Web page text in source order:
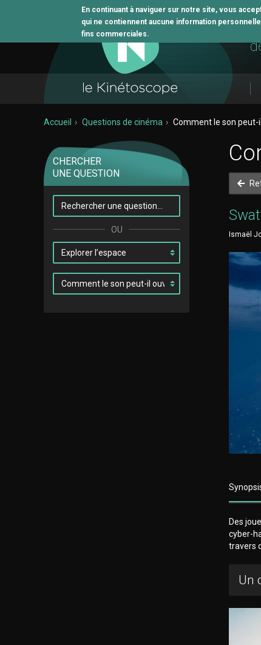
En continuant à naviguer sur notre site, vous
qui ne contiennent aucune information
fins commerciales.
Accueil Questions de cinéma Comment le son peut-
CHERCHER
UNE QUESTION
Ismaël
Des
cyber-
travers
Un